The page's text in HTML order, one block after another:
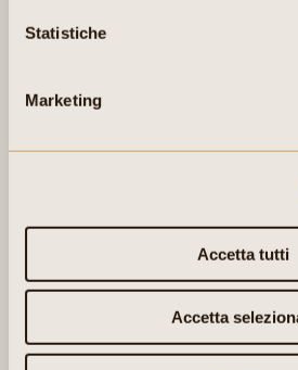
Statistiche
Marketing
Accetta tutti
Accetta
Milch, Salz und Lab. Ohne Zusatz- und
PRODUKTIONSGEBIET:
Fassatal.